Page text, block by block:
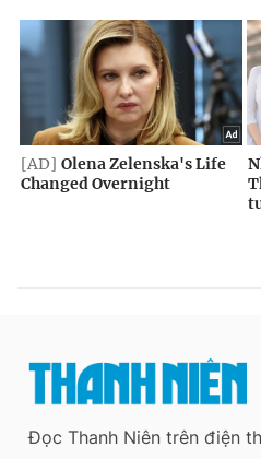
Đọc Thanh Niên trên điện